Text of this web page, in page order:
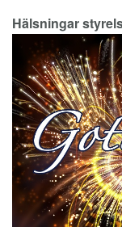
Hälsningar